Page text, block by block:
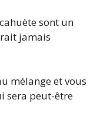
sont un
jamais
mélange et vous
sera peut-être